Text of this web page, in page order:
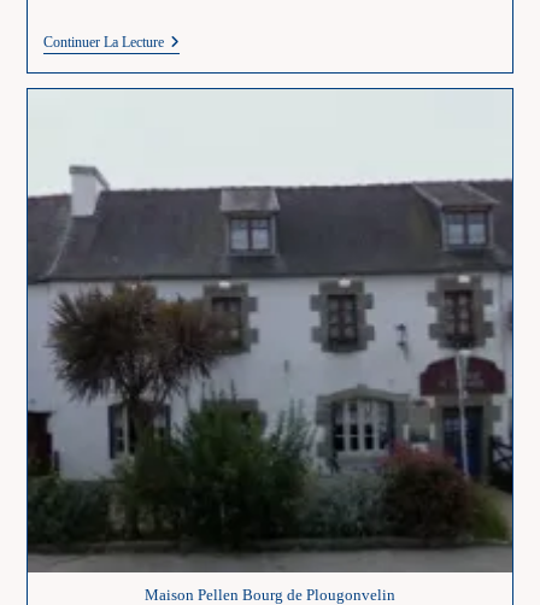
Continuer La LectureUne
Maison Pellen Bourg de Plougonvelin